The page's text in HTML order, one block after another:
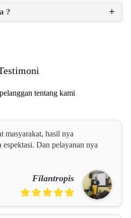
?
tentang kami
masyarakat, hasil nya
espektasi. Dan pelayanan nya
Filantropis